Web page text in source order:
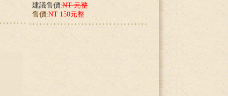
建議售價:NT 元整
售價:NT 150元整